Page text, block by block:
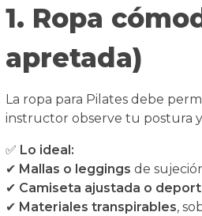
1. Ropa
apretada)
La ropa para Pilates debe
instructor observe tu postura
✅ Lo ideal:
✔ Mallas o leggings de
✔ Camiseta ajustada o
✔ Materiales transpirables,